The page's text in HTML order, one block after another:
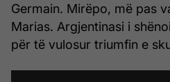
Germain. Mirëpo, më pas
Marias. Argjentinasi i
për të vulosur triumfin e